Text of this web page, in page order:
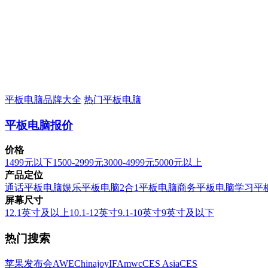
平板电脑品牌大全 热门平板电脑
平板电脑报价
价格
1499元以下1500-2999元3000-4999元5000元以上
产品定位
通话平板电脑娱乐平板电脑2合1平板电脑商务平板电脑学习平
屏幕尺寸
12.1英寸及以上10.1-12英寸9.1-10英寸9英寸及以下
热门搜索
苹果发布会AWEChinajoyIFAmwcCES AsiaCES